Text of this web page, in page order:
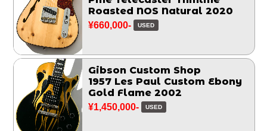
Roasted NOS Natural 2020
¥660,000- USED
Gibson Custom Shop
1957 Les Paul Custom Ebony
Gold Flame 2002
¥1,450,000- USED